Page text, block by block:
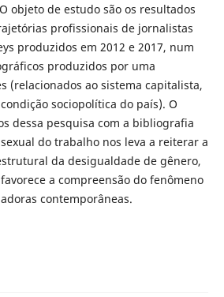
objeto de estudo são os resultados
profissionais de jornalistas
produzidos em 2012 e 2017, num
produzidos por uma
(relacionados ao sistema capitalista,
sociopolítica do país). O
dessa pesquisa com a bibliografia
do trabalho nos leva a reiterar a
da desigualdade de gênero,
a compreensão do fenômeno
contemporâneas.